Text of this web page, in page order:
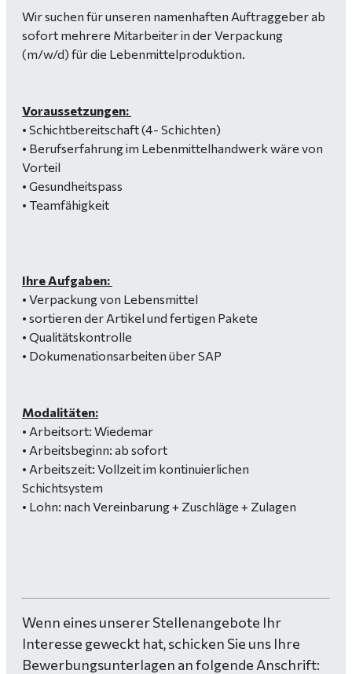
Wir suchen für unseren namenhaften Auftraggeber ab
sofort mehrere Mitarbeiter in der Verpackung
(m/w/d) für die Lebenmittelproduktion.
Voraussetzungen:
• Schichtbereitschaft (4- Schichten)
• Berufserfahrung im Lebenmittelhandwerk wäre von
Vorteil
• Gesundheitspass
• Teamfähigkeit
Ihre Aufgaben:
• Verpackung von Lebensmittel
• sortieren der Artikel und fertigen Pakete
• Qualitätskontrolle
• Dokumenationsarbeiten über SAP
Modalitäten:
• Arbeitsort: Wiedemar
• Arbeitsbeginn: ab sofort
• Arbeitszeit: Vollzeit im kontinuierlichen
Schichtsystem
• Lohn: nach Vereinbarung + Zuschläge + Zulagen
Wenn eines unserer Stellenangebote Ihr
Interesse geweckt hat, schicken Sie uns Ihre
Bewerbungsunterlagen an folgende Anschrift: